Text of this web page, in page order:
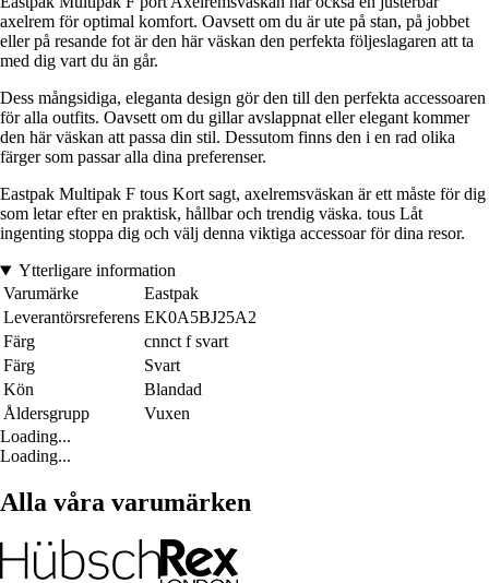
axelrem för optimal komfort. Oavsett om du är ute på stan, på jobbet
eller på resande fot är den här väskan den perfekta följeslagaren att ta
med dig vart du än går.
Dess mångsidiga, eleganta design gör den till den perfekta accessoaren
för alla outfits. Oavsett om du gillar avslappnat eller elegant kommer
den här väskan att passa din stil. Dessutom finns den i en rad olika
färger som passar alla dina preferenser.
Eastpak Multipak F tous Kort sagt, axelremsväskan är ett måste för dig
som letar efter en praktisk, hållbar och trendig väska. tous Låt
ingenting stoppa dig och välj denna viktiga accessoar för dina resor.
Ytterligare information
Varumärke
Eastpak
Leverantörsreferens EK0A5BJ25A2
Färg
cnnct f svart
Färg
Svart
Kön
Blandad
Åldersgrupp
Vuxen
Loading...
Loading...
Alla våra varumärken